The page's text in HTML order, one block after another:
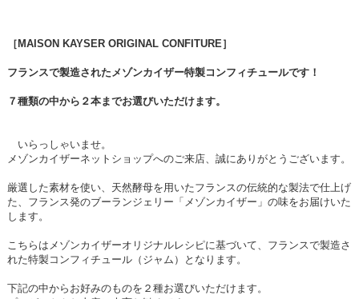
［MAISON KAYSER ORIGINAL CONFITURE］
フランスで製造されたメゾンカイザー特製コンフィチュールです！
７種類の中から２本までお選びいただけます。
いらっしゃいませ。
メゾンカイザーネットショップへのご来店、誠にありがとうございます。
厳選した素材を使い、天然酵母を用いたフランスの伝統的な製法で仕上げ
た、フランス発のブーランジェリー「メゾンカイザー」の味をお届けいた
します。
こちらはメゾンカイザーオリジナルレシピに基づいて、フランスで製造さ
れた特製コンフィチュール（ジャム）となります。
下記の中からお好みのものを２種お選びいただけます。